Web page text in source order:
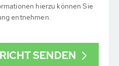
hierzu können Sie
entnehmen.